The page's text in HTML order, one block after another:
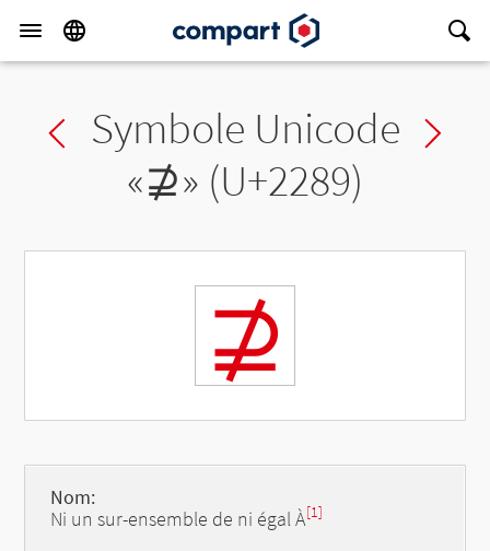
Previous char
Symbole Unicode
«⊉» (U+2289)
⊉
Nom:
Ni un sur-ensemble de ni égal À[1]